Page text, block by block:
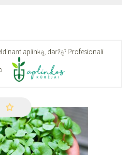
aplinką, daržą? Profesionali
–